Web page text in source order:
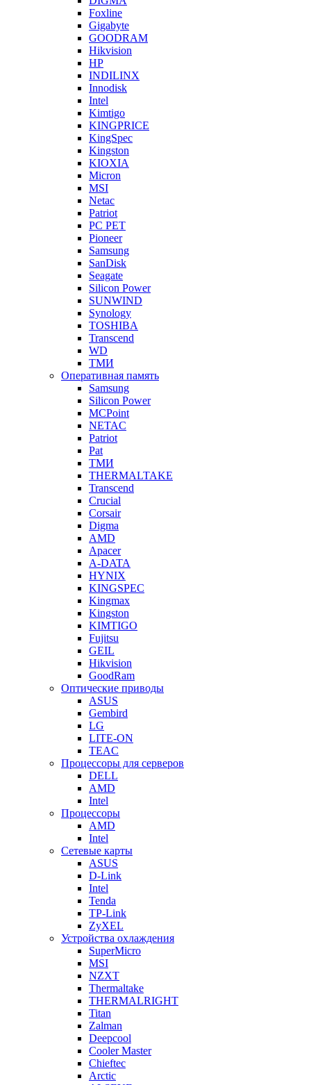
Foxline
Gigabyte
GOODRAM
Hikvision
HP
INDILINX
Innodisk
Intel
Kimtigo
KINGPRICE
KingSpec
Kingston
KIOXIA
Micron
MSI
Netac
Patriot
PC PET
Pioneer
Samsung
SanDisk
Seagate
Silicon Power
SUNWIND
Synology
TOSHIBA
Transcend
WD
ТМИ
Оперативная память
Samsung
Silicon Power
MCPoint
NETAC
Patriot
Pat
ТМИ
THERMALTAKE
Transcend
Crucial
Corsair
Digma
AMD
Apacer
A-DATA
HYNIX
KINGSPEC
Kingmax
Kingston
KIMTIGO
Fujitsu
GEIL
Hikvision
GoodRam
Оптические приводы
ASUS
Gembird
LG
LITE-ON
TEAC
Процессоры для серверов
DELL
AMD
Intel
Процессоры
AMD
Intel
Сетевые карты
ASUS
D-Link
Intel
Tenda
TP-Link
ZyXEL
Устройства охлаждения
SuperMicro
MSI
NZXT
Thermaltake
THERMALRIGHT
Titan
Zalman
Deepcool
Cooler Master
Chieftec
Arctic